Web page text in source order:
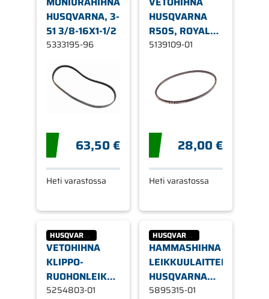
HUSQVARNA, 3-
51 3/8-16X1-1/2
5333195-96
63,50 €
Heti varastossa
HUSQVARNA
R50S, ROYAL
50 JONSERED
5139109-01
28,00 €
Heti varastossa
HUSQVARNA
VETOHIHNA
KLIPPO-
RUOHONLEIKKURIIN,
BRILLIANT
5254803-01
HUSQVARNA
HAMMASHIHNA
LEIKKUULAITTEESEEN,
HUSQVARNA
RIDER 90BIO
5895315-01